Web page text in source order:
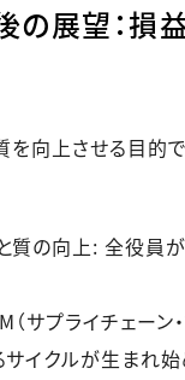
の展望：損
向上させる目的
質の向上: 全役員
サプライチェー
イクルが生まれ始